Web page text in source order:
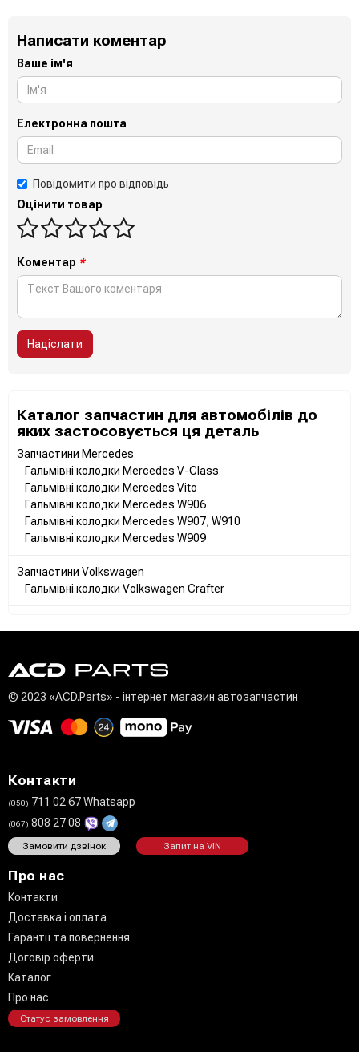
Написати коментар
Ваше ім'я
Електронна пошта
Повідомити про відповідь
Оцінити товар
Коментар *
Надіслати
Каталог запчастин для автомобілів до
яких застосовується ця деталь
Запчастини Mercedes
Гальмівні колодки Mercedes V-Class
Гальмівні колодки Mercedes Vito
Гальмівні колодки Mercedes W906
Гальмівні колодки Mercedes W907, W910
Гальмівні колодки Mercedes W909
Запчастини Volkswagen
Гальмівні колодки Volkswagen Crafter
© 2023 «ACD.Parts» - інтернет магазин автозапчастин
Контакти
(050) 711 02 67 Whatsapp
(067) 808 27 08
Замовити дзвінок Запит на VIN
Про нас
Контакти
Доставка і оплата
Гарантії та повернення
Договір оферти
Каталог
Про нас
Статус замовлення